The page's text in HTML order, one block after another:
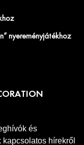
nyereményjátékhoz
és
hírekről